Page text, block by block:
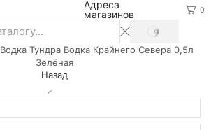
Адреса
магазинов
0
SEARCH
Водка Тундра Водка Крайнего Севера 0,5л
Зелёная
Назад